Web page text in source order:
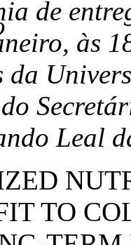
de
às
da
Leal
TO